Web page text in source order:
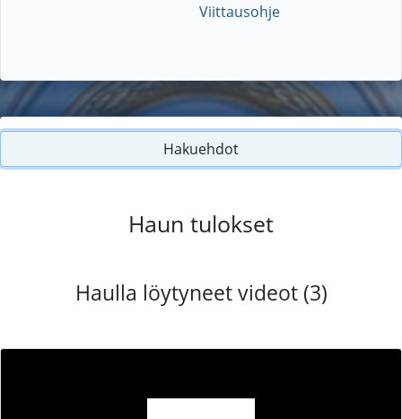
Viittausohje
Hakuehdot
Haun tulokset
Haulla löytyneet videot (3)